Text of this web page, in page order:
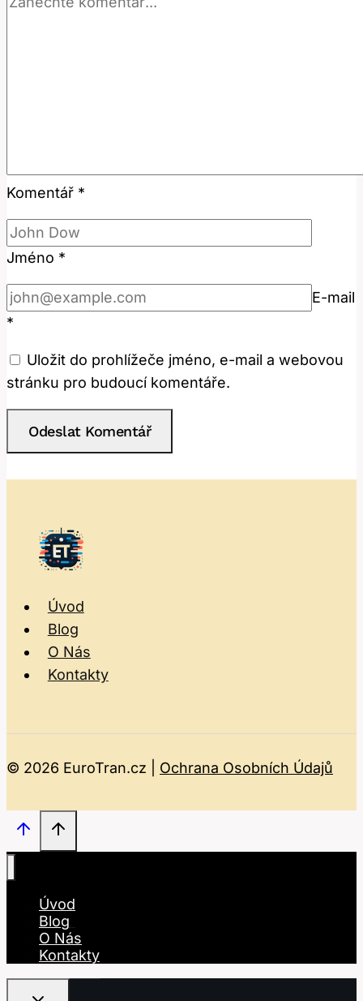
Komentář *
Jméno *
E-mail
*
Uložit do prohlížeče jméno, e-mail a webovou
stránku pro budoucí komentáře.
Úvod
Blog
O Nás
Kontakty
© 2026 EuroTran.cz | Ochrana Osobních Údajů
Úvod
Blog
O Nás
Kontakty